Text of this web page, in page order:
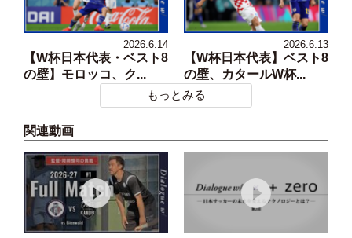
2026.6.14
【W杯日本代表・ベスト8
の壁】モロッコ、ク...
2026.6.13
【W杯日本代表】ベスト8
の壁、カタールW杯...
もっとみる
関連動画